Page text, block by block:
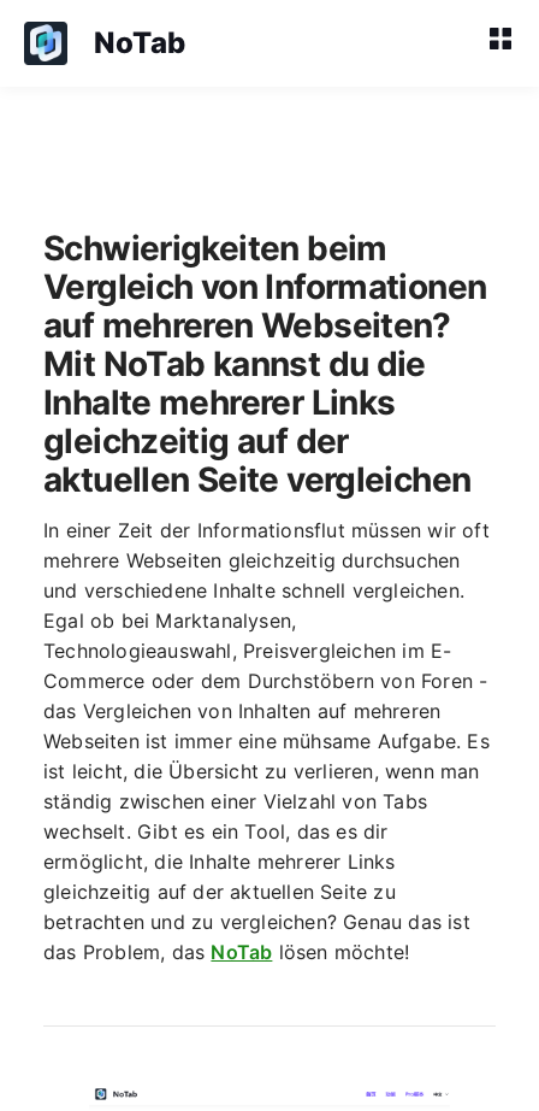
NoTab
Schwierigkeiten beim
Vergleich von Informationen
auf mehreren Webseiten?
Mit NoTab kannst du die
Inhalte mehrerer Links
gleichzeitig auf der
aktuellen Seite vergleichen
In einer Zeit der Informationsflut müssen wir oft
mehrere Webseiten gleichzeitig durchsuchen
und verschiedene Inhalte schnell vergleichen.
Egal ob bei Marktanalysen,
Technologieauswahl, Preisvergleichen im E-
Commerce oder dem Durchstöbern von Foren -
das Vergleichen von Inhalten auf mehreren
Webseiten ist immer eine mühsame Aufgabe. Es
ist leicht, die Übersicht zu verlieren, wenn man
ständig zwischen einer Vielzahl von Tabs
wechselt. Gibt es ein Tool, das es dir
ermöglicht, die Inhalte mehrerer Links
gleichzeitig auf der aktuellen Seite zu
betrachten und zu vergleichen? Genau das ist
das Problem, das NoTab lösen möchte!